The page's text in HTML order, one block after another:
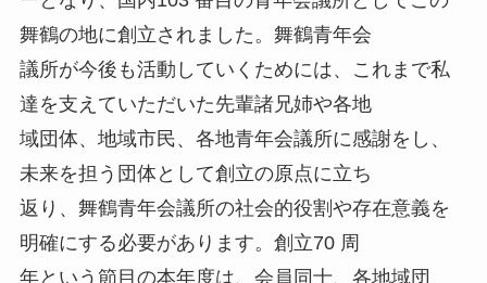
舞鶴の地に創立されました。舞鶴青年会
議所が今後も活動していくためには、これまで私
達を支えていただいた先輩諸兄姉や各地
域団体、地域市民、各地青年会議所に感謝をし、
未来を担う団体として創立の原点に立ち
返り、舞鶴青年会議所の社会的役割や存在意義を
明確にする必要があります。創立70 周
年という節目の本年度は、会員同士、各地域団